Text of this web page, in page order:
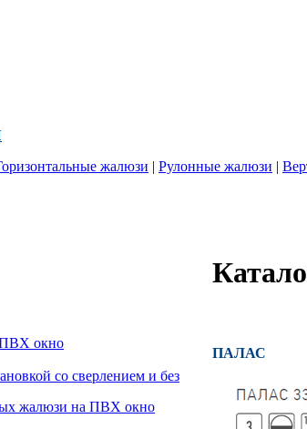
жалюзи | Рулонные жалюзи |
ПВХ окно
со сверлением и без
жалюзи на ПВХ окно
ПАЛАС